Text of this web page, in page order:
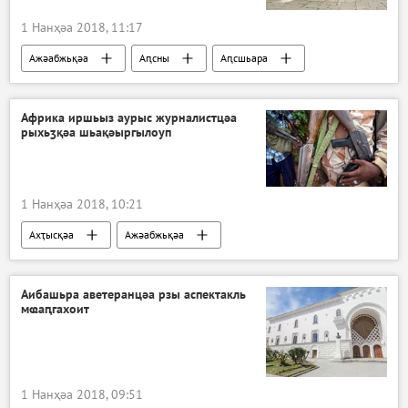
1 Нанҳәа 2018, 11:17
Ажәабжьқәа Аԥсны Аԥсшьара
Африка иршьыз аурыс журналистцәа
рыхьӡқәа шьақәыргылоуп
1 Нанҳәа 2018, 10:21
Ахҭысқәа Ажәабжьқәа
Аибашьра аветеранцәа рзы аспектакль
мҩаԥгахоит
1 Нанҳәа 2018, 09:51